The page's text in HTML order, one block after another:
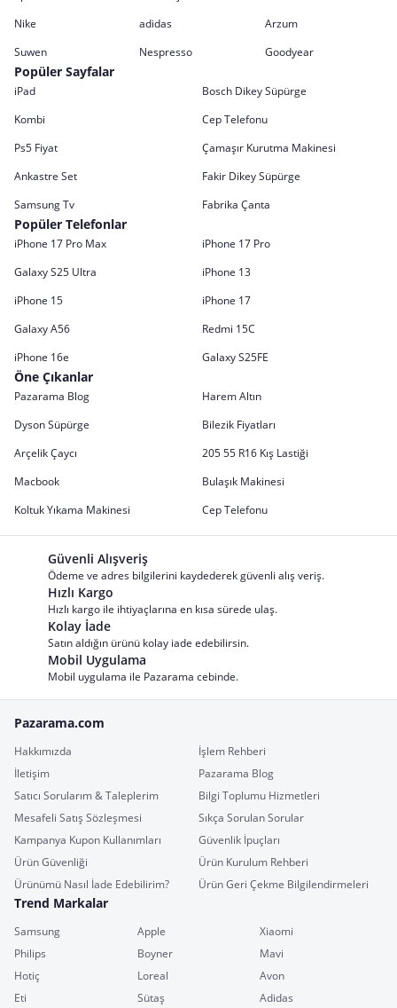
Nike
adidas
Arzum
Suwen
Nespresso Goodyear
Popüler Sayfalar
iPad
Bosch Dikey Süpürge
Kombi
Cep Telefonu
Ps5 Fiyat
Çamaşır Kurutma Makinesi
Ankastre Set
Fakir Dikey Süpürge
Samsung Tv
Fabrika Çanta
Popüler Telefonlar
iPhone 17 Pro Max
iPhone 17 Pro
Galaxy S25 Ultra
iPhone 13
iPhone 15
iPhone 17
Galaxy A56
Redmi 15C
iPhone 16e
Galaxy S25FE
Öne Çıkanlar
Pazarama Blog
Harem Altın
Dyson Süpürge
Bilezik Fiyatları
Arçelik Çaycı
205 55 R16 Kış Lastiği
Macbook
Bulaşık Makinesi
Koltuk Yıkama Makinesi
Cep Telefonu
Güvenli Alışveriş
Ödeme ve adres bilgilerini kaydederek güvenli alış veriş.
Hızlı Kargo
Hızlı kargo ile ihtiyaçlarına en kısa sürede ulaş.
Kolay İade
Satın aldığın ürünü kolay iade edebilirsin.
Mobil Uygulama
Mobil uygulama ile Pazarama cebinde.
Pazarama.com
Hakkımızda
İşlem Rehberi
İletişim
Pazarama Blog
Satıcı Sorularım & Taleplerim
Bilgi Toplumu Hizmetleri
Mesafeli Satış Sözleşmesi
Sıkça Sorulan Sorular
Kampanya Kupon Kullanımları
Güvenlik İpuçları
Ürün Güvenliği
Ürün Kurulum Rehberi
Ürünümü Nasıl İade Edebilirim?
Ürün Geri Çekme Bilgilendirmeleri
Trend Markalar
Samsung Apple
Xiaomi
Philips
Boyner
Mavi
Hotiç
Loreal
Avon
Eti
Sütaş
Adidas